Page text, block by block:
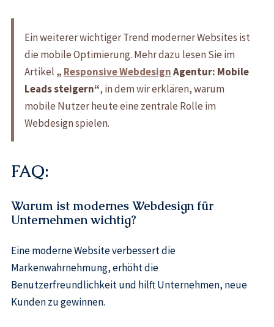
Ein weiterer wichtiger Trend moderner Websites ist
die mobile Optimierung. Mehr dazu lesen Sie im
Artikel „ Responsive WebdesignAgentur: Mobile
Leads steigern“, in dem wir erklären, warum
mobile Nutzer heute eine zentrale Rolle im
Webdesign spielen.
FAQ:
Warum ist modernes Webdesign für
Unternehmen wichtig?
Eine moderne Website verbessert die
Markenwahrnehmung, erhöht die
Benutzerfreundlichkeit und hilft Unternehmen, neue
Kunden zu gewinnen.